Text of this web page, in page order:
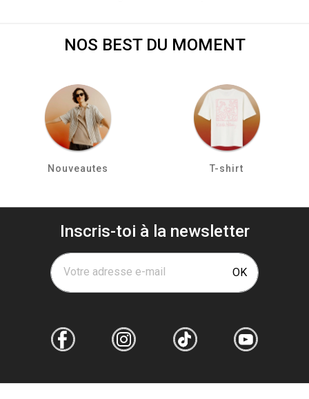
NOS BEST DU MOMENT
Nouveautes T-shirt
Inscris-toi à la newsletter
Votre adresse e-mail OK